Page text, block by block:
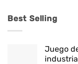
Best Selling
Juego